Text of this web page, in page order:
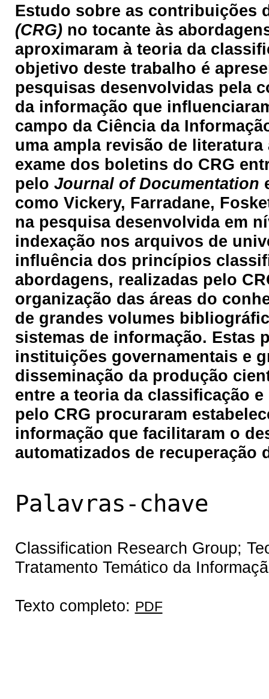
Estudo sobre as contribuições
(CRG) no tocante às
aproximaram à teoria da
objetivo deste trabalho é
pesquisas desenvolvidas pela
da informação que
campo da Ciência da
uma ampla revisão de
exame dos boletins do CRG
pelo Journal of Documentation
como Vickery, Farradane,
na pesquisa desenvolvida em
indexação nos arquivos de
influência dos princípios
abordagens, realizadas pelo
organização das áreas do
de grandes volumes
sistemas de informação. Estas
instituições governamentais e
disseminação da produção
entre a teoria da classificação
pelo CRG procuraram
informação que facilitaram o
automatizados de recuperação
Palavras-chave
Classification Research Group;
Tratamento Temático da
Texto completo: PDF